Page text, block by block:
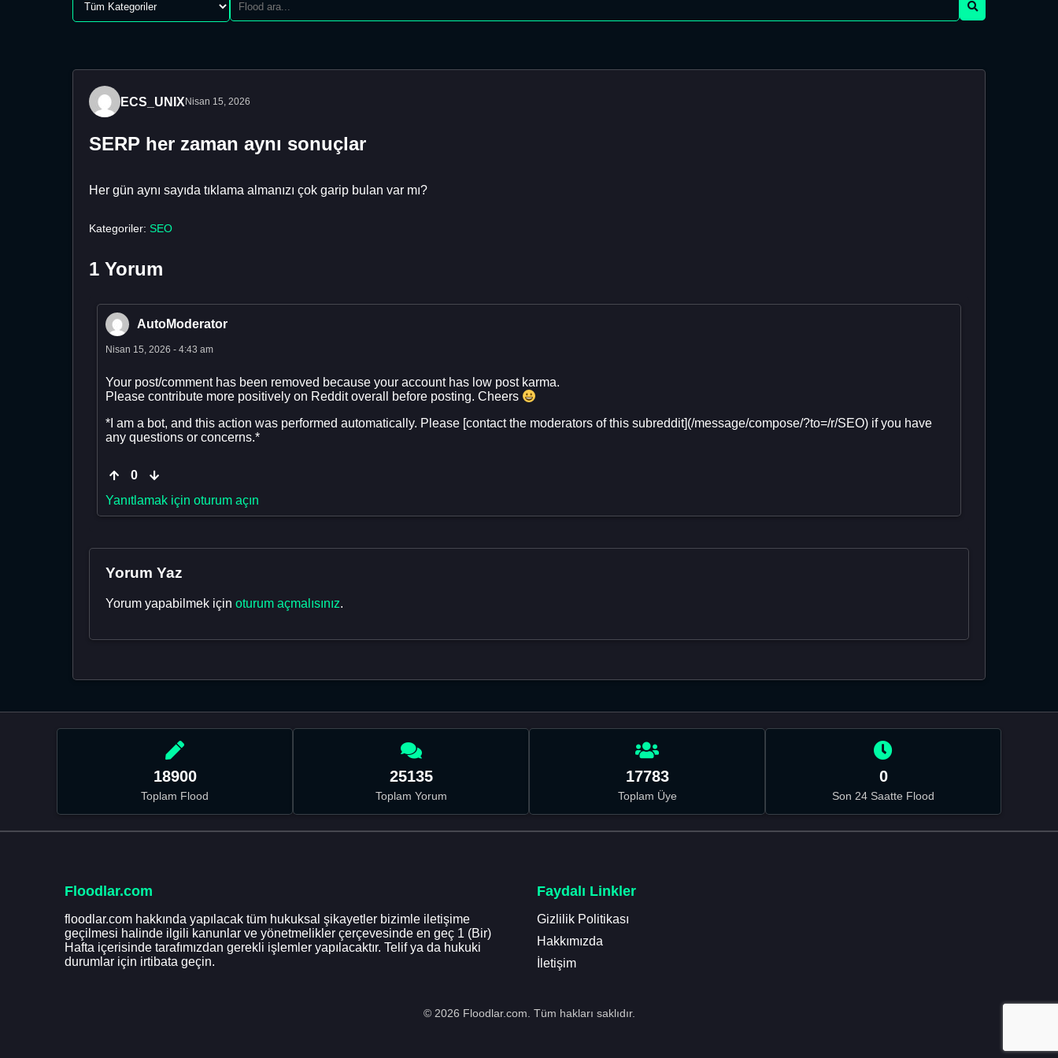
ECS_UNIX Nisan 15, 2026
SERP her zaman aynı sonuçlar
Her gün aynı sayıda tıklama almanızı çok garip bulan var mı?
Kategoriler: SEO
1 Yorum
AutoModerator
Nisan 15, 2026 - 4:43 am
Your post/comment has been removed because your account has low post karma.
Please contribute more positively on Reddit overall before posting. Cheers
*I am a bot, and this action was performed automatically. Please [contact the moderators of this subreddit](/message/compose/?to=/r/SEO) if you have
any questions or concerns.*
0
Yanıtlamak için oturum açın
Yorum Yaz
Yorum yapabilmek için oturum açmalısınız.
18900
Toplam Flood
25135
Toplam Yorum
17783
Toplam Üye
0
Son 24 Saatte Flood
Floodlar.com
floodlar.com hakkında yapılacak tüm hukuksal şikayetler bizimle iletişime
geçilmesi halinde ilgili kanunlar ve yönetmelikler çerçevesinde en geç 1 (Bir)
Hafta içerisinde tarafımızdan gerekli işlemler yapılacaktır. Telif ya da hukuki
durumlar için irtibata geçin.
Faydalı Linkler
Gizlilik Politikası
Hakkımızda
İletişim
© 2026 Floodlar.com. Tüm hakları saklıdır.